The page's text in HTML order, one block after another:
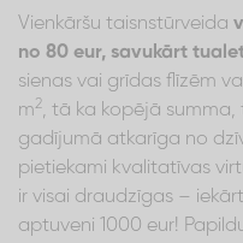
Vienkāršu taisnstūrveida
no 80 eur, savukārt
sienas vai grīdas flīzēm
m2, tā ka kopējā
gadījumā atkarīga no
pietiekami kvalitatīvas
ir visai draudzīgas –
aptuveni 1000 eur!